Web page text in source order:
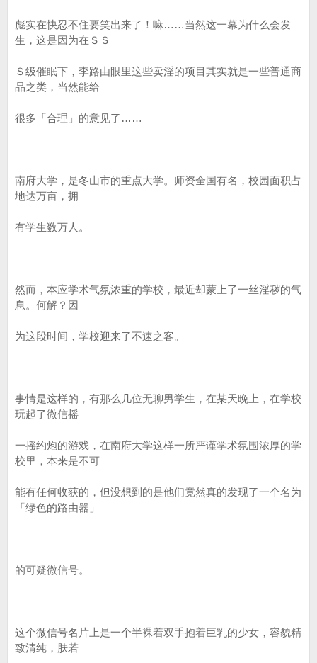
彪实在快忍不住要笑出来了！嘛……当然这一幕为什么会发
生，这是因为在ＳＳ
Ｓ级催眠下，李路由眼里这些卖淫的项目其实就是一些普通商
品之类，当然能给
很多「合理」的意见了……
南府大学，是冬山市的重点大学。师资全国有名，校园面积占
地达万亩，拥
有学生数万人。
然而，本应学术气氛浓重的学校，最近却蒙上了一丝淫秽的气
息。何解？因
为这段时间，学校迎来了不速之客。
事情是这样的，有那么几位无聊男学生，在某天晚上，在学校
玩起了微信摇
一摇约炮的游戏，在南府大学这样一所严谨学术氛围浓厚的学
校里，本来是不可
能有任何收获的，但没想到的是他们竟然真的发现了一个名为
「绿色的路由器」
的可疑微信号。
这个微信号名片上是一个半裸着双手抱着巨乳的少女，容貌精
致清纯，肤若